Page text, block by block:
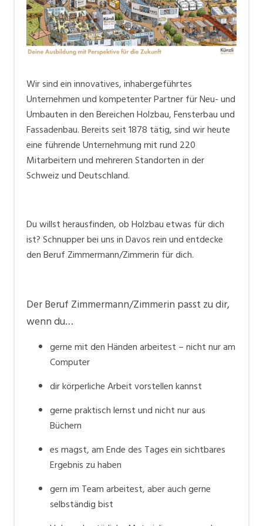
Dann bist Du bei uns richtig. Werde Teil unseres
Teams und bau mit uns die Welt von morgen! Auch
Initiativbewerbungen sind willkommen.
Wir sind ein innovatives, inhabergeführtes
Unternehmen und kompetenter Partner für Neu- und
Umbauten in den Bereichen Holzbau, Fensterbau und
Fassadenbau. Bereits seit 1878 tätig, sind wir heute
eine führende Unternehmung mit rund 220
Mitarbeitern und mehreren Standorten in der
Schweiz und Deutschland.
Du willst herausfinden, ob Holzbau etwas für dich
ist? Schnupper bei uns in Davos rein und entdecke
den Beruf Zimmermann/Zimmerin für dich.
Der Beruf Zimmermann/Zimmerin passt zu dir,
wenn du…
gerne mit den Händen arbeitest – nicht nur am
Computer
dir körperliche Arbeit vorstellen kannst
gerne praktisch lernst und nicht nur aus
Büchern
es magst, am Ende des Tages ein sichtbares
Ergebnis zu haben
gern im Team arbeitest, aber auch gerne
selbständig bist